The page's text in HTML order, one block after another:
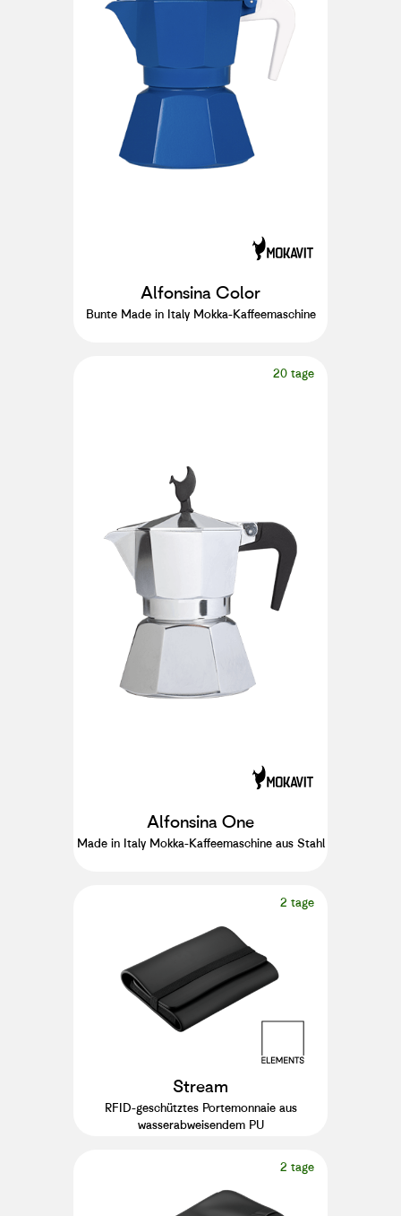
Alfonsina Color
Bunte Made in Italy Mokka-Kaffeemaschine
20 tage
Alfonsina One
Made in Italy Mokka-Kaffeemaschine aus Stahl
2 tage
Stream
RFID-geschütztes Portemonnaie aus
wasserabweisendem PU
2 tage